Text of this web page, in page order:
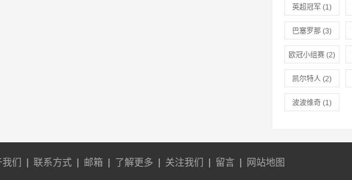
英超冠军 (1)
巴塞罗那 (3)
欧冠小组赛 (2)
凯尔特人 (2)
波波维奇 (1)
们 联系方式 邮箱 了解更多 关注我们 留言 网站地图